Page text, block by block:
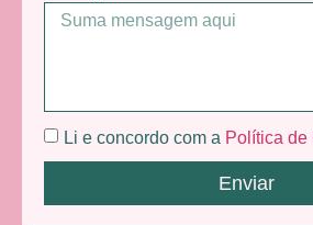
Li e concordo com a Política de
Enviar